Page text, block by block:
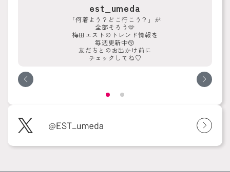
est_umeda
「何着よう？どこ行こう？」が
全部そろう🫶
梅田エストのトレンド情報を
毎週更新中😚
友だちとのお出かけ前に
チェックしてね♡